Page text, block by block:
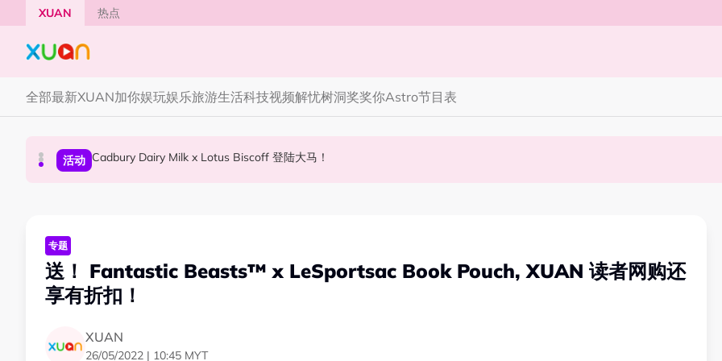
Skip to main content
XUAN 热点
全部最新XUAN加你娱玩娱乐旅游生活科技视频解忧树洞奖奖你Astro节目表
国际星闻 Tom Holland “Spiderman” 替身曝光！“替完蜘蛛人，马上又去演忍者”
活动 Cadbury Dairy Milk x Lotus Biscoff 登陆大马！
本地星闻 Henn国贤 “Aunty Henn 脱口秀专场 《笑笑笑笑丧》”！10月31日登场
专题
送！ Fantastic Beasts™ x LeSportsac Book Pouch, XUAN 读者网购还
享有折扣！
XUAN
26/05/2022 | 10:45 MYT